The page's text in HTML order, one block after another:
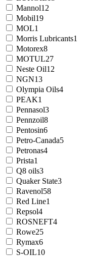
Mannol12
Mobil19
MOL1
Morris Lubricants1
Motorex8
MOTUL27
Neste Oil12
NGN13
Olympia Oils4
PEAK1
Pennasol3
Pennzoil8
Pentosin6
Petro-Canada5
Petronas4
Prista1
Q8 oils3
Quaker State3
Ravenol58
Red Line1
Repsol4
ROSNEFT4
Rowe25
Rymax6
S-OIL10